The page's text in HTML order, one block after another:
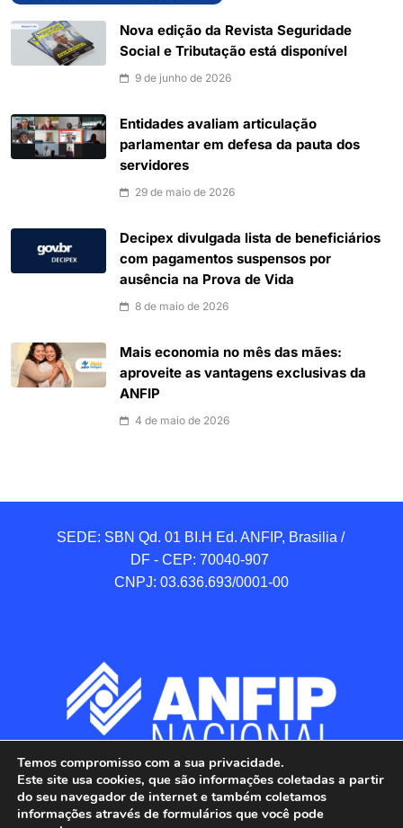
Nova edição da Revista Seguridade
Social e Tributação está disponível
9 de junho de 2026
Entidades avaliam articulação
parlamentar em defesa da pauta dos
servidores
29 de maio de 2026
Decipex divulgada lista de beneficiários
com pagamentos suspensos por
ausência na Prova de Vida
8 de maio de 2026
Mais economia no mês das mães:
aproveite as vantagens exclusivas da
ANFIP
4 de maio de 2026
SEDE: SBN Qd. 01 BI.H Ed. ANFIP, Brasilia /
DF - CEP: 70040-907
CNPJ: 03.636.693/0001-00
Temos compromisso com a sua privacidade.
Este site usa cookies, que são informações coletadas a partir
do seu navegador de internet e também coletamos
informações através de formulários que você pode